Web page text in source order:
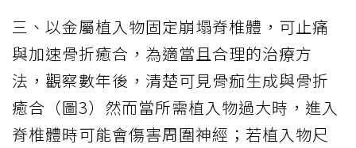
三、以金屬植入物固定崩塌脊椎體，可止痛
與加速骨折癒合，為適當且合理的治療方
法，觀察數年後，清楚可見骨痂生成與骨折
癒合（圖3）然而當所需植入物過大時，進入
脊椎體時可能會傷害周圍神經；若植入物尺